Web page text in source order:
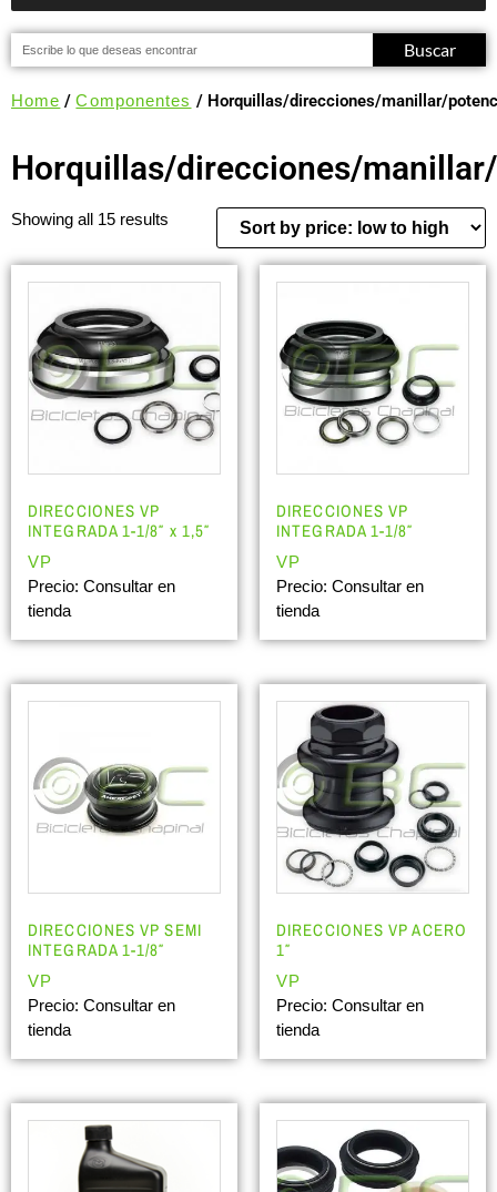
Buscar
Home /Componentes / Horquillas/direcciones/manillar/
Horquillas/direcciones/
Showing all 15 results
DIRECCIONES VP
INTEGRADA 1-1/8″ x 1,5″
VP
Precio: Consultar en
tienda
DIRECCIONES VP
INTEGRADA 1-1/8″
VP
Precio: Consultar en
tienda
DIRECCIONES VP SEMI
INTEGRADA 1-1/8″
VP
Precio: Consultar en
tienda
DIRECCIONES VP ACERO
1″
VP
Precio: Consultar en
tienda